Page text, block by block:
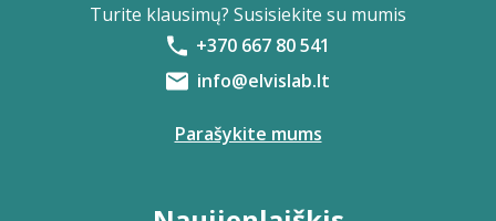
Turite klausimų? Susisiekite su mumis
+370 667 80 541
info@elvislab.lt
Parašykite mums